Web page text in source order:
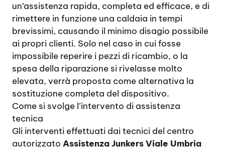
un’assistenza rapida, completa ed efficace, e di
rimettere in funzione una caldaia in tempi
brevissimi, causando il minimo disagio possibile
ai propri clienti. Solo nel caso in cui fosse
impossibile reperire i pezzi di ricambio, o la
spesa della riparazione si rivelasse molto
elevata, verrà proposta come alternativa la
sostituzione completa del dispositivo.
Come si svolge l’intervento di assistenza
tecnica
Gli interventi effettuati dai tecnici del centro
autorizzato Assistenza Junkers Viale Umbria